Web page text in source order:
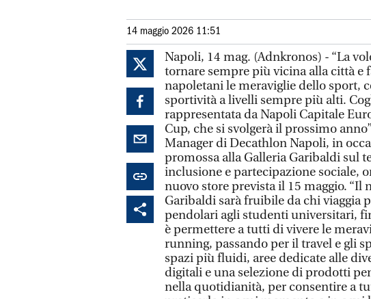
14 maggio 2026 11:51
Napoli, 14 mag. (Adnkronos) - “La
tornare sempre più vicina alla città e
napoletani le meraviglie dello sport,
sportività a livelli sempre più alti.
rappresentata da Napoli Capitale
Cup, che si svolgerà il prossimo
Manager di Decathlon Napoli, in
promossa alla Galleria Garibaldi sul
inclusione e partecipazione sociale,
nuovo store prevista il 15 maggio. “Il
Garibaldi sarà fruibile da chi viaggia
pendolari agli studenti universitari,
è permettere a tutti di vivere le
running, passando per il travel e gli
spazi più fluidi, aree dedicate alle
digitali e una selezione di prodotti
nella quotidianità, per consentire a